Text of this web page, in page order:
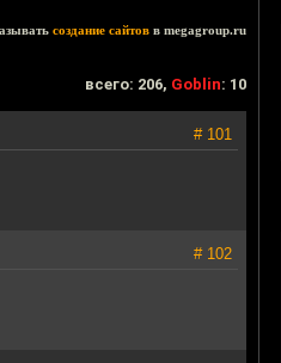
создание сайтов в megagroup.ru
всего: 206, Goblin: 10
# 101
# 102